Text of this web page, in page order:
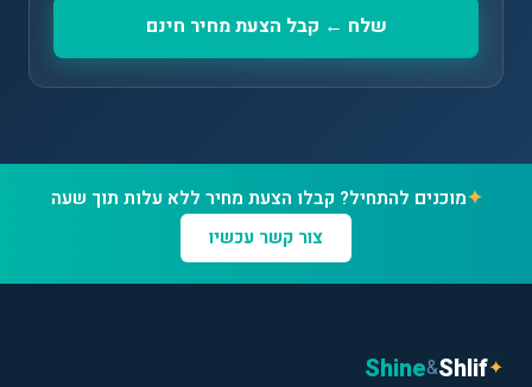
שלח ← קבל הצעת מחיר חינם
✦מוכנים להתחיל? קבלו הצעת מחיר ללא עלות תוך שעה
צור קשר עכשיו
✦
Shlif
&
Shine